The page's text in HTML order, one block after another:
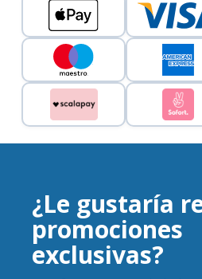
¿Le gustaría
promociones
exclusivas?